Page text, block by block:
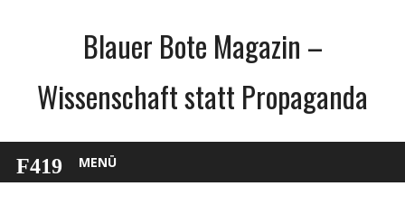
Blauer Bote Magazin –
Wissenschaft statt Propaganda
MENÜ